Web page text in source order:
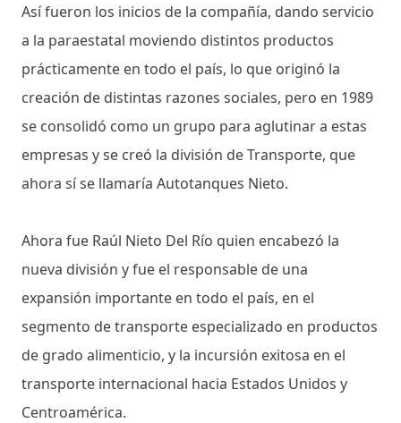
Así fueron los inicios de la compañía, dando servicio
a la paraestatal moviendo distintos productos
prácticamente en todo el país, lo que originó la
creación de distintas razones sociales, pero en 1989
se consolidó como un grupo para aglutinar a estas
empresas y se creó la división de Transporte, que
ahora sí se llamaría Autotanques Nieto.
Ahora fue Raúl Nieto Del Río quien encabezó la
nueva división y fue el responsable de una
expansión importante en todo el país, en el
segmento de transporte especializado en productos
de grado alimenticio, y la incursión exitosa en el
transporte internacional hacia Estados Unidos y
Centroamérica.